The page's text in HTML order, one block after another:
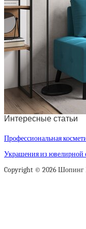
Интересные статьи
Профессиональная
Украшения из ювелирной
Copyright © 2026 Шопинг